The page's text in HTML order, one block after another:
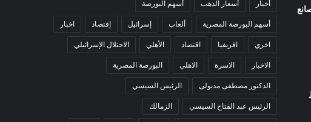
أخبار أسعار الذهب أسهم البورصة
أسهم البورصة المصرية ألعاب إسرائيل إقتصاد اخبار
اخري افريقيا اقتصاد الأهلي الاحتلال الإسرائيلي
الاخبار الاسرة الاهلي البورصة المصرية
الدكتور مصطفى مدبولى الرئيس السيسي
الرئيس عبد الفتاح السيسي الزمالك